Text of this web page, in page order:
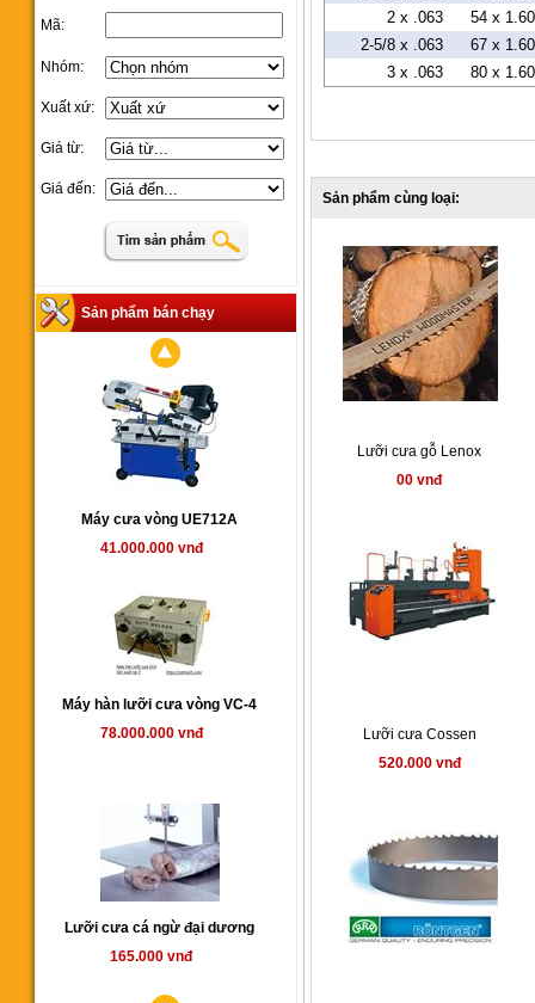
Mã:
Nhóm:
Xuất xứ:
Giá từ:
Giá đến:
Sản phẩm bán chạy
Máy cưa vòng UE712A
41.000.000 vnđ
Máy hàn lưỡi cưa vòng VC-4
78.000.000 vnđ
Lưỡi cưa cá ngừ đại dương
165.000 vnđ
2 x .063
54 x 1.60
2-5/8 x .063
67 x 1.60
3 x .063
80 x 1.60
Sản phẩm cùng loại:
Lưỡi cưa gỗ Lenox
00 vnđ
Lưỡi cưa Cossen
520.000 vnđ